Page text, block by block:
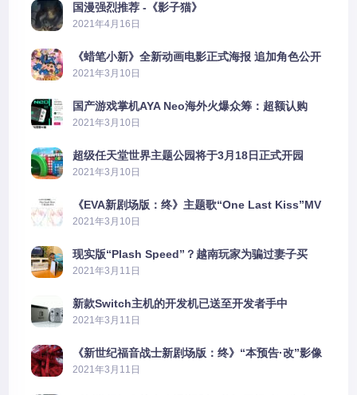
国漫强烈推荐 -《影子猫》
2021年4月16日
《蜡笔小新》全新动画电影正式海报 追加角色公开
2021年3月10日
国产游戏掌机AYA Neo海外火爆众筹：超额认购
2606%
2021年3月10日
超级任天堂世界主题公园将于3月18日正式开园
2021年3月10日
《EVA新剧场版：终》主题歌“One Last Kiss”MV
公布
2021年3月10日
现实版“Plash Speed”？越南玩家为骗过妻子买
PS5上演好戏
2021年3月11日
新款Switch主机的开发机已送至开发者手中
2021年3月11日
《新世纪福音战士新剧场版：终》“本预告·改”影像
公开
2021年3月11日